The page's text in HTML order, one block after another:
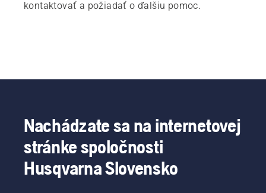
kontaktovať a požiadať o ďalšiu pomoc.
Nachádzate sa na internetovej
stránke spoločnosti
Husqvarna Slovensko